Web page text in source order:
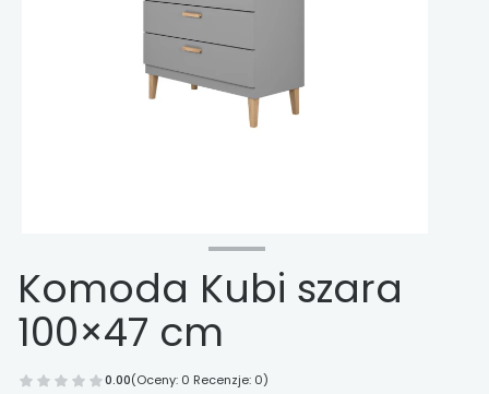
Komoda Kubi szara
100×47 cm
0.00(Oceny: 0 Recenzje: 0)